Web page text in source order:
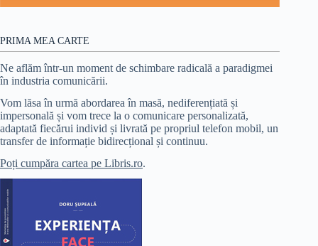
PRIMA MEA CARTE
Ne aflăm într-un moment de schimbare radicală a paradigmei
în industria comunicării.
Vom lăsa în urmă abordarea în masă, nediferențiată și
impersonală și vom trece la o comunicare personalizată,
adaptată fiecărui individ și livrată pe propriul telefon mobil, un
transfer de informație bidirecțional și continuu.
Poți cumpăra cartea pe Libris.ro.